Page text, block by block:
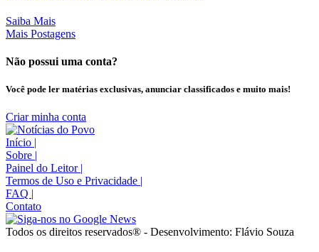
Saiba Mais
Mais Postagens
Não possui uma conta?
Você pode ler matérias exclusivas, anunciar classificados e muito mais!
Criar minha conta
Início |
Sobre |
Painel do Leitor |
Termos de Uso e Privacidade |
FAQ |
Contato
Todos os direitos reservados® - Desenvolvimento: Flávio Souza